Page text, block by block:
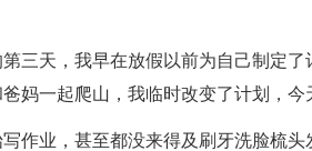
天，我早在放假以前为自己制定了
妈一起爬山，我临时改变了计划，今
业，甚至都没来得及刷牙洗脸梳头